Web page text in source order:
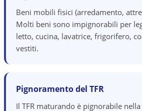
Beni mobili fisici (arredamento,
Molti beni sono impignorabili per
letto, cucina, lavatrice, frigorifero,
vestiti.
Pignoramento del TFR
Il TFR maturando è pignorabile